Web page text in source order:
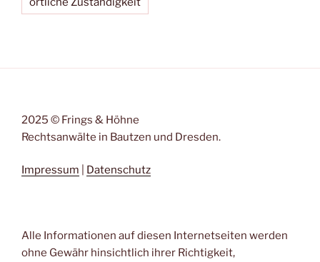
2025 © Frings & Höhne
Rechtsanwälte in Bautzen und Dresden.
Impressum Datenschutz
Alle Informationen auf diesen Internetseiten werden
ohne Gewähr hinsichtlich ihrer Richtigkeit,